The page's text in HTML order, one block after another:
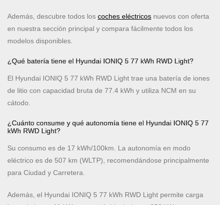
Además, descubre todos los coches eléctricos nuevos con oferta
en nuestra sección principal y compara fácilmente todos los
modelos disponibles.
¿Qué batería tiene el Hyundai IONIQ 5 77 kWh RWD Light?
El Hyundai IONIQ 5 77 kWh RWD Light trae una batería de iones
de litio con capacidad bruta de 77.4 kWh y utiliza NCM en su
cátodo.
¿Cuánto consume y qué autonomía tiene el Hyundai IONIQ 5 77
kWh RWD Light?
Su consumo es de 17 kWh/100km. La autonomía en modo
eléctrico es de 507 km (WLTP), recomendándose principalmente
para Ciudad y Carretera.
Además, el Hyundai IONIQ 5 77 kWh RWD Light permite carga